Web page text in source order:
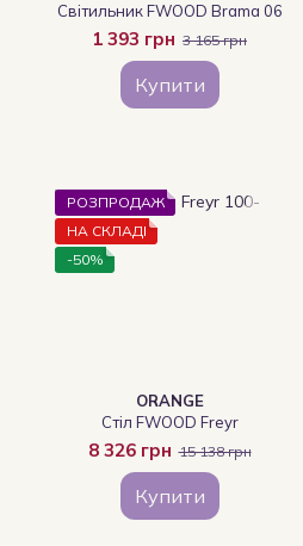
Світильник FWOOD Brama 06
1 393 грн 3 165 грн
Купити
РОЗПРОДАЖ
НА СКЛАДІ
-50%
ORANGE
Стіл FWOOD Freyr
8 326 грн 15 138 грн
Купити